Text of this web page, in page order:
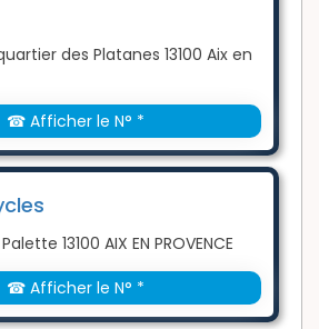
des Platanes 13100 Aix en
☎ Afficher le N° *
13100 AIX EN PROVENCE
☎ Afficher le N° *